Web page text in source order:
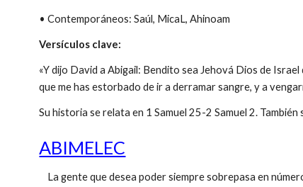
• Contemporáneos: Saúl, MicaL, Ahinoam
Versículos clave:
«Y dijo David a Abigail: Bendito sea Jehová Dios de
que me has estorbado de ir a derramar sangre, y a
Su historia se relata en 1 Samuel 25-2 Samuel 2.
ABIMELEC
La gente que desea poder siempre sobrepasa en